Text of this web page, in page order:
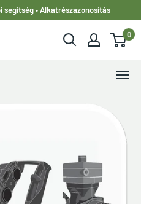
segítség • Alkatrészazonosítás
0